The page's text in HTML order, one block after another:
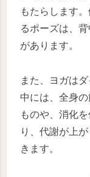
もたらします
るポーズは、
があります。
また、ヨガは
中には、全身
ものや、消化
り、代謝が上
きます。